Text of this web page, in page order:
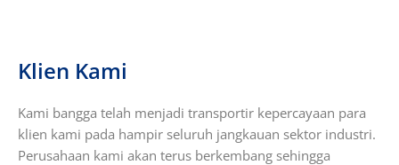
Klien Kami
Kami bangga telah menjadi transportir kepercayaan para
klien kami pada hampir seluruh jangkauan sektor industri.
Perusahaan kami akan terus berkembang sehingga